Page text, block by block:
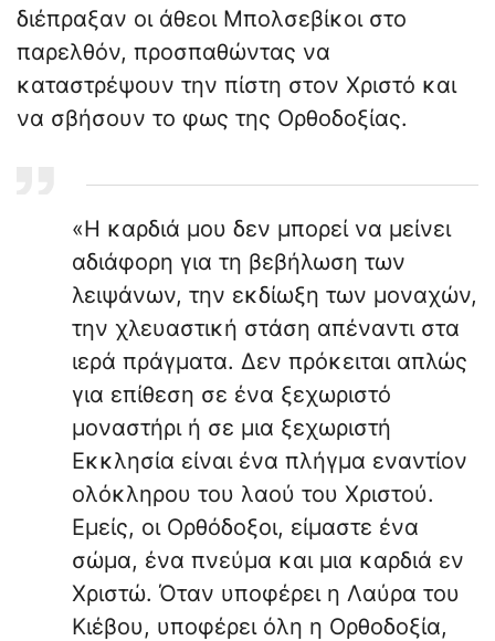
διέπραξαν οι άθεοι Μπολσεβίκοι στο
παρελθόν, προσπαθώντας να
καταστρέψουν την πίστη στον Χριστό και
να σβήσουν το φως της Ορθοδοξίας.
«Η καρδιά μου δεν μπορεί να μείνει
αδιάφορη για τη βεβήλωση των
λειψάνων, την εκδίωξη των μοναχών,
την χλευαστική στάση απέναντι στα
ιερά πράγματα. Δεν πρόκειται απλώς
για επίθεση σε ένα ξεχωριστό
μοναστήρι ή σε μια ξεχωριστή
Εκκλησία είναι ένα πλήγμα εναντίον
ολόκληρου του λαού του Χριστού.
Εμείς, οι Ορθόδοξοι, είμαστε ένα
σώμα, ένα πνεύμα και μια καρδιά εν
Χριστώ. Όταν υποφέρει η Λαύρα του
Κιέβου, υποφέρει όλη η Ορθοδοξία,